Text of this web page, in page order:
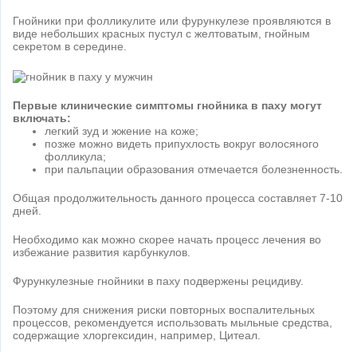
Гнойники при фолликулите или фурункулезе проявляются в
виде небольших красных пустул с желтоватым, гнойным
секретом в середине.
Первые клинические симптомы гнойника в паху могут
включать:
легкий зуд и жжение на коже;
позже можно видеть припухлость вокруг волосяного
фолликула;
при пальпации образования отмечается болезненность.
Общая продолжительность данного процесса составляет 7-10
дней.
Необходимо как можно скорее начать процесс лечения во
избежание развития карбункулов.
Фурункулезные гнойники в паху подвержены рецидиву.
Поэтому для снижения риски повторных воспалительных
процессов, рекомендуется использовать мыльные средства,
содержащие хлоргексидин, например, Цитеал.